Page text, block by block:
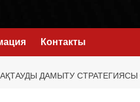
Контакты
ДАМЫТУ